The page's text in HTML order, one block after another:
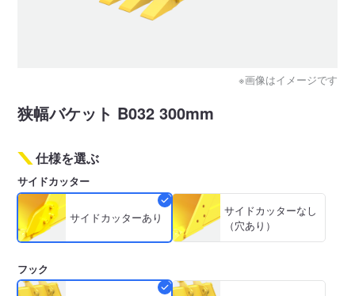
※画像はイメージです
狭幅バケット B032 300mm
仕様を選ぶ
サイドカッター
サイドカッターあり
サイドカッターなし
（穴あり）
フック